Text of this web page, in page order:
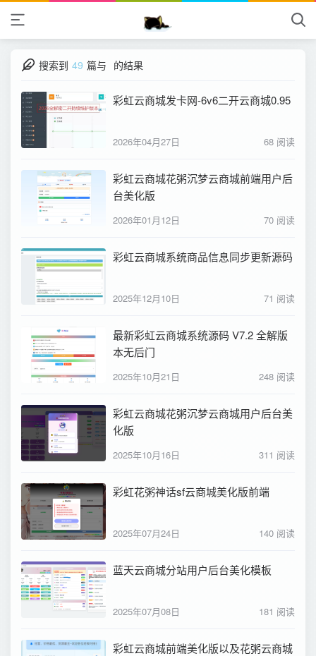
搜索到 49 篇与 的结果
彩虹云商城发卡网-6v6二开云商城0.95
2026年04月27日 68 阅读
彩虹云商城花粥沉梦云商城前端用户后
台美化版
2026年01月12日 70 阅读
彩虹云商城系统商品信息同步更新源码
2025年12月10日 71 阅读
最新彩虹云商城系统源码 V7.2 全解版
本无后门
2025年10月21日 248 阅读
彩虹云商城花粥沉梦云商城用户后台美
化版
2025年10月16日 311 阅读
彩虹花粥神话sf云商城美化版前端
2025年07月24日 140 阅读
蓝天云商城分站用户后台美化模板
2025年07月08日 181 阅读
彩虹云商城前端美化版以及花粥云商城